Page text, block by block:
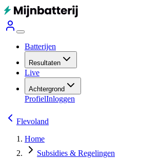
Batterijen
Resultaten
Live
Achtergrond
ProfielInloggen
Flevoland
Home
Subsidies & Regelingen